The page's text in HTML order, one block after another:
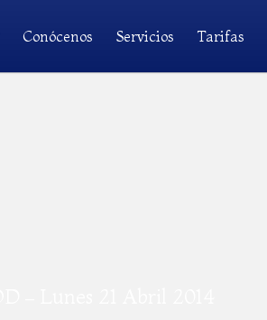
Conócenos Servicios Tarifas